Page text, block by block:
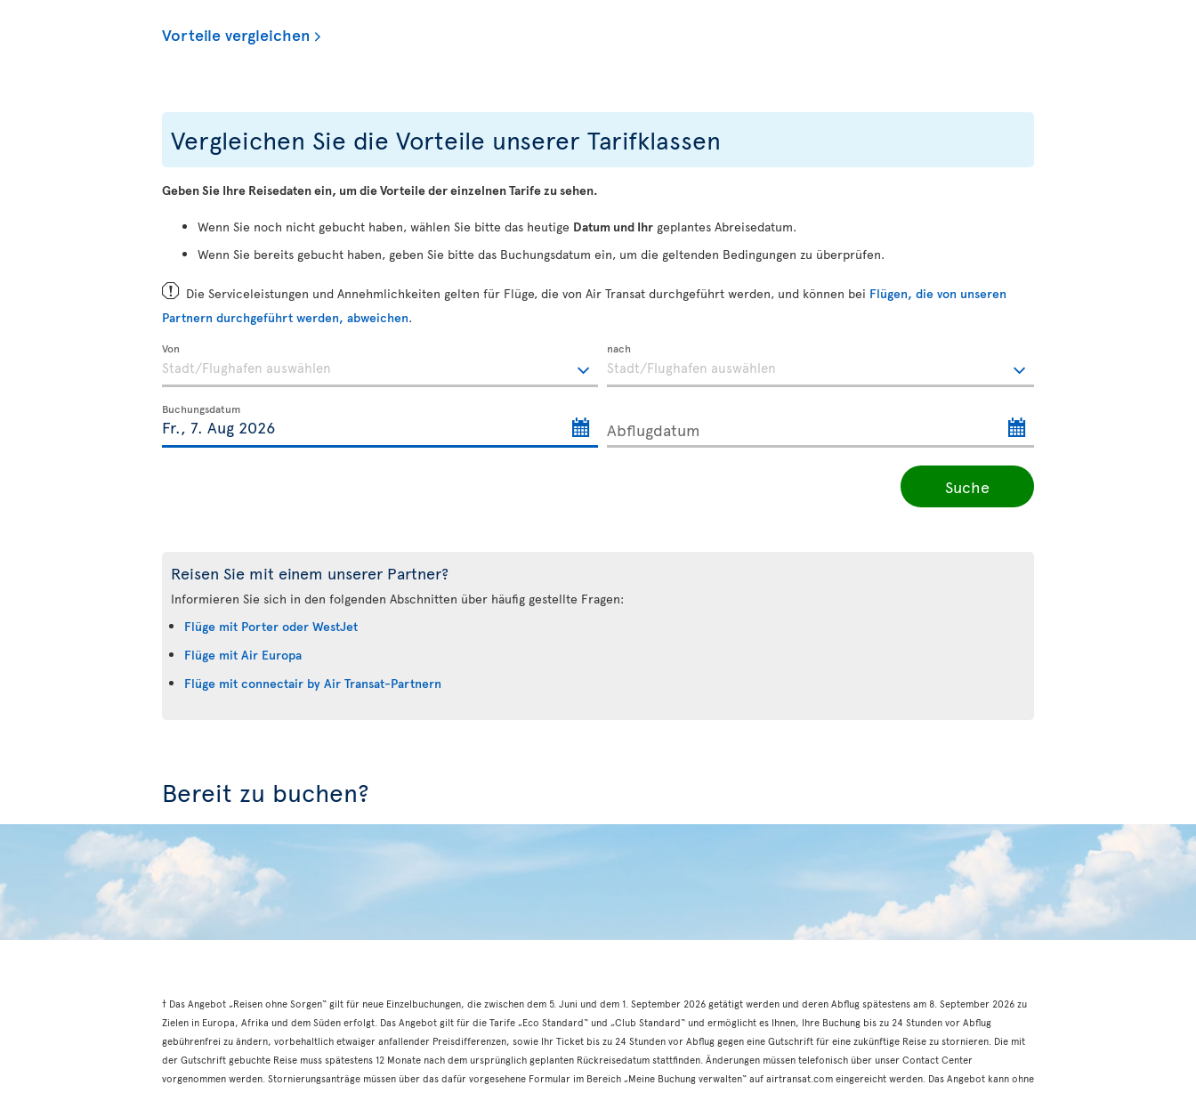
Vorteile vergleichen
Vergleichen Sie die Vorteile unserer Tarifklassen
Geben Sie Ihre Reisedaten ein, um die Vorteile der einzelnen Tarife zu sehen.
Wenn Sie noch nicht gebucht haben, wählen Sie bitte das heutige Datum und Ihr geplantes Abreisedatum.
Wenn Sie bereits gebucht haben, geben Sie bitte das Buchungsdatum ein, um die geltenden Bedingungen zu überprüfen.
Die Serviceleistungen und Annehmlichkeiten gelten für Flüge, die von Air Transat durchgeführt werden, und können bei Flügen, die von unseren
Partnern durchgeführt werden, abweichen.
Von nach
Buchungsdatum
Abflugdatum
Suche
Reisen Sie mit einem unserer Partner?
Informieren Sie sich in den folgenden Abschnitten über häufig gestellte Fragen:
Flüge mit Porter oder WestJet
Flüge mit Air Europa
Flüge mit connectair by Air Transat-Partnern
Bereit zu buchen?
† Das Angebot „Reisen ohne Sorgen“ gilt für neue Einzelbuchungen, die zwischen dem 5. Juni und dem 1. September 2026 getätigt werden und deren Abflug spätestens am 8. September 2026 zu
Zielen in Europa, Afrika und dem Süden erfolgt. Das Angebot gilt für die Tarife „Eco Standard“ und „Club Standard“ und ermöglicht es Ihnen, Ihre Buchung bis zu 24 Stunden vor Abflug
gebührenfrei zu ändern, vorbehaltlich etwaiger anfallender Preisdifferenzen, sowie Ihr Ticket bis zu 24 Stunden vor Abflug gegen eine Gutschrift für eine zukünftige Reise zu stornieren. Die mit
der Gutschrift gebuchte Reise muss spätestens 12 Monate nach dem ursprünglich geplanten Rückreisedatum stattfinden. Änderungen müssen telefonisch über unser Contact Center
vorgenommen werden. Stornierungsanträge müssen über das dafür vorgesehene Formular im Bereich „Meine Buchung verwalten“ auf airtransat.com eingereicht werden. Das Angebot kann ohne